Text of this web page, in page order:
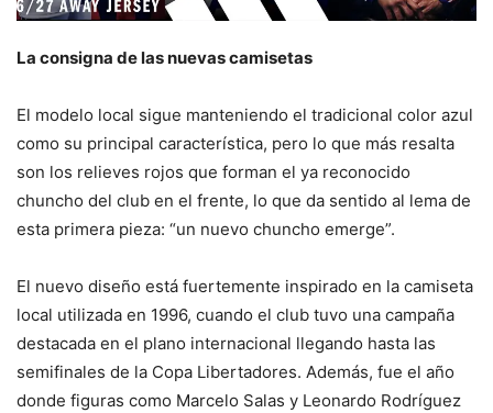
La consigna de las nuevas camisetas
El modelo local sigue manteniendo el tradicional color azul
como su principal característica, pero lo que más resalta
son los relieves rojos que forman el ya reconocido
chuncho del club en el frente, lo que da sentido al lema de
esta primera pieza: “un nuevo chuncho emerge”.
El nuevo diseño está fuertemente inspirado en la camiseta
local utilizada en 1996, cuando el club tuvo una campaña
destacada en el plano internacional llegando hasta las
semifinales de la Copa Libertadores. Además, fue el año
donde figuras como Marcelo Salas y Leonardo Rodríguez